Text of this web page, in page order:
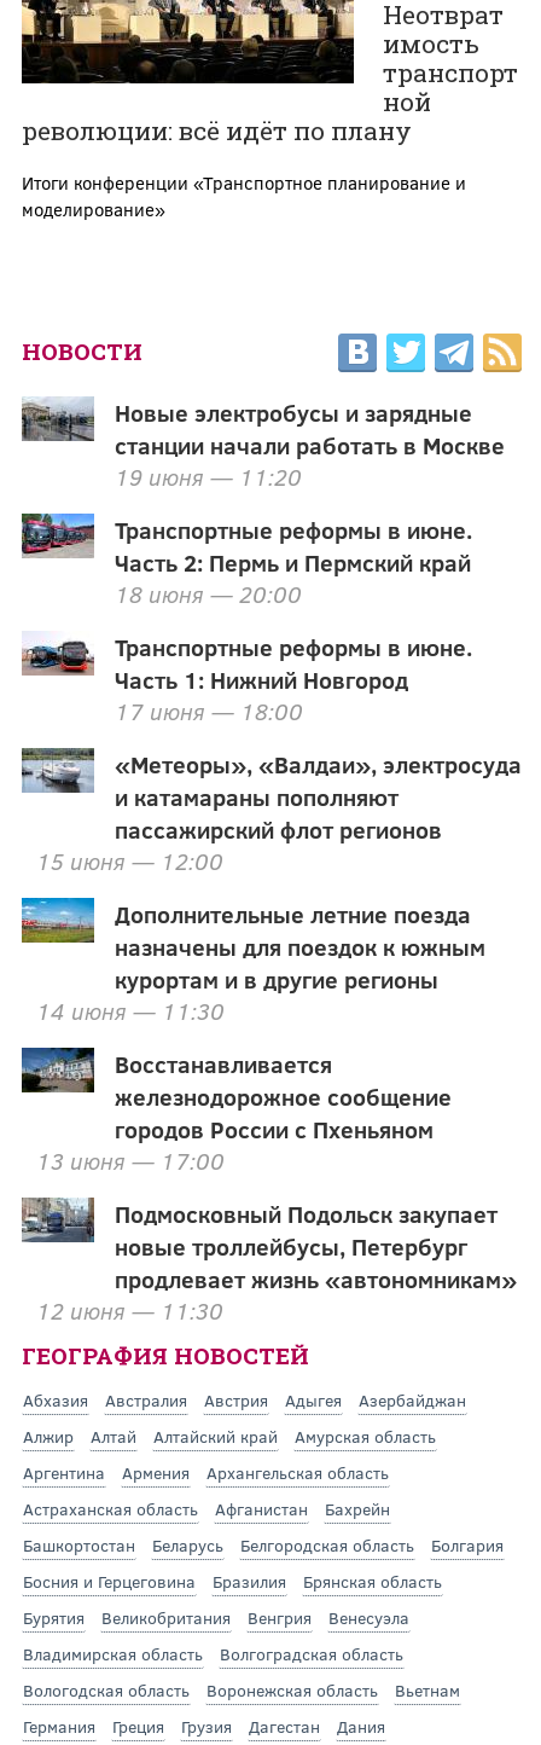
Неотврат
имость
транспорт
ной
революции: всё идёт по плану
Итоги конференции «Транспортное планирование и
моделирование»
НОВОСТИ
Новые электробусы и зарядные
станции начали работать в Москве
19 июня — 11:20
Транспортные реформы в июне.
Часть 2: Пермь и Пермский край
18 июня — 20:00
Транспортные реформы в июне.
Часть 1: Нижний Новгород
17 июня — 18:00
«Метеоры», «Валдаи», электросуда
и катамараны пополняют
пассажирский флот регионов
15 июня — 12:00
Дополнительные летние поезда
назначены для поездок к южным
курортам и в другие регионы
14 июня — 11:30
Восстанавливается
железнодорожное сообщение
городов России с Пхеньяном
13 июня — 17:00
Подмосковный Подольск закупает
новые троллейбусы, Петербург
продлевает жизнь «автономникам»
12 июня — 11:30
ГЕОГРАФИЯ НОВОСТЕЙ
Абхазия Австралия Австрия Адыгея
Азербайджан
Алжир
Алтай Алтайский край
Амурская область
Аргентина
Армения
Архангельская область
Астраханская область
Афганистан
Бахрейн
Башкортостан
Беларусь Белгородская область
Болгария
Босния и Герцеговина
Бразилия
Брянская область
Бурятия
Великобритания Венгрия
Венесуэла
Владимирская область
Волгоградская область
Вологодская область
Воронежская область
Вьетнам
Германия
Греция Грузия Дагестан
Дания